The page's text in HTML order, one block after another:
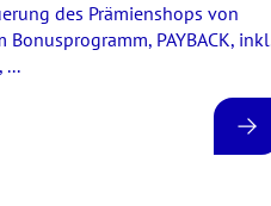
des Prämienshops von
PAYBACK, inkl.
...